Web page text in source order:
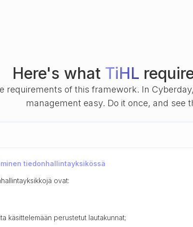
Here's what TiHL
requirements of this framework. In
management easy. Do it once, and
tiedonhallintayksikössä
ovat:
käsittelemään perustetut lautakunnat;